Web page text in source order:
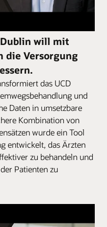
will mit
die Versorgung
das UCD
und
Daten in umsetzbare
Kombination von
wurde ein Tool
entwickelt, das Ärzten
zu behandeln und
Patienten zu